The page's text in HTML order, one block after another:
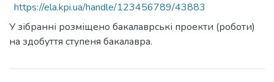
https://ela.kpi.ua/handle/123456789/43883
У зібранні розміщено бакалаврські проекти (роботи)
на здобуття ступеня бакалавра.